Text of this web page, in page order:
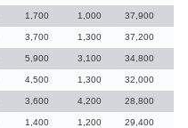
1,700 1,000 37,900
3,700 1,300 37,200
5,900 3,100 34,800
4,500 1,300 32,000
3,600 4,200 28,800
1,400 1,200 29,400